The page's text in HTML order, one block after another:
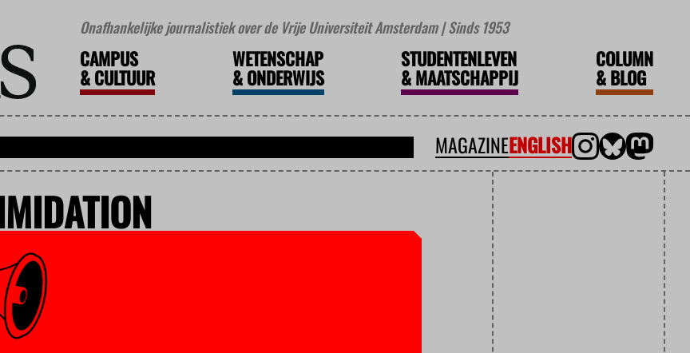
Onafhankelijke journalistiek over de Vrije Universiteit Amsterdam | Sinds 1953
CAMPUS
&CULTUUR
WETENSCHAP
&ONDERWIJS
STUDENTENLEVEN
&MAATSCHAPPIJ
COLUMN
&BLOG
MAGAZINEENGLISH